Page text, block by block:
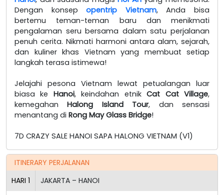
Dengan konsepopentrip Vietnam, Anda bisa
bertemu teman-teman baru dan menikmati
pengalaman seru bersama dalam satu perjalanan
penuh cerita. Nikmati harmoni antara alam, sejarah,
dan kuliner khas Vietnam yang membuat setiap
langkah terasa istimewa!
Jelajahi pesona Vietnam lewat petualangan luar
biasa ke Hanoi, keindahan etnikCat Cat Village,
kemegahanHalong Island Tour, dan sensasi
menantang di Rong May Glass Bridge!
7D CRAZY SALE HANOI SAPA HALONG VIETNAM (V1)
ITINERARY PERJALANAN
HARI 1 JAKARTA – HANOI